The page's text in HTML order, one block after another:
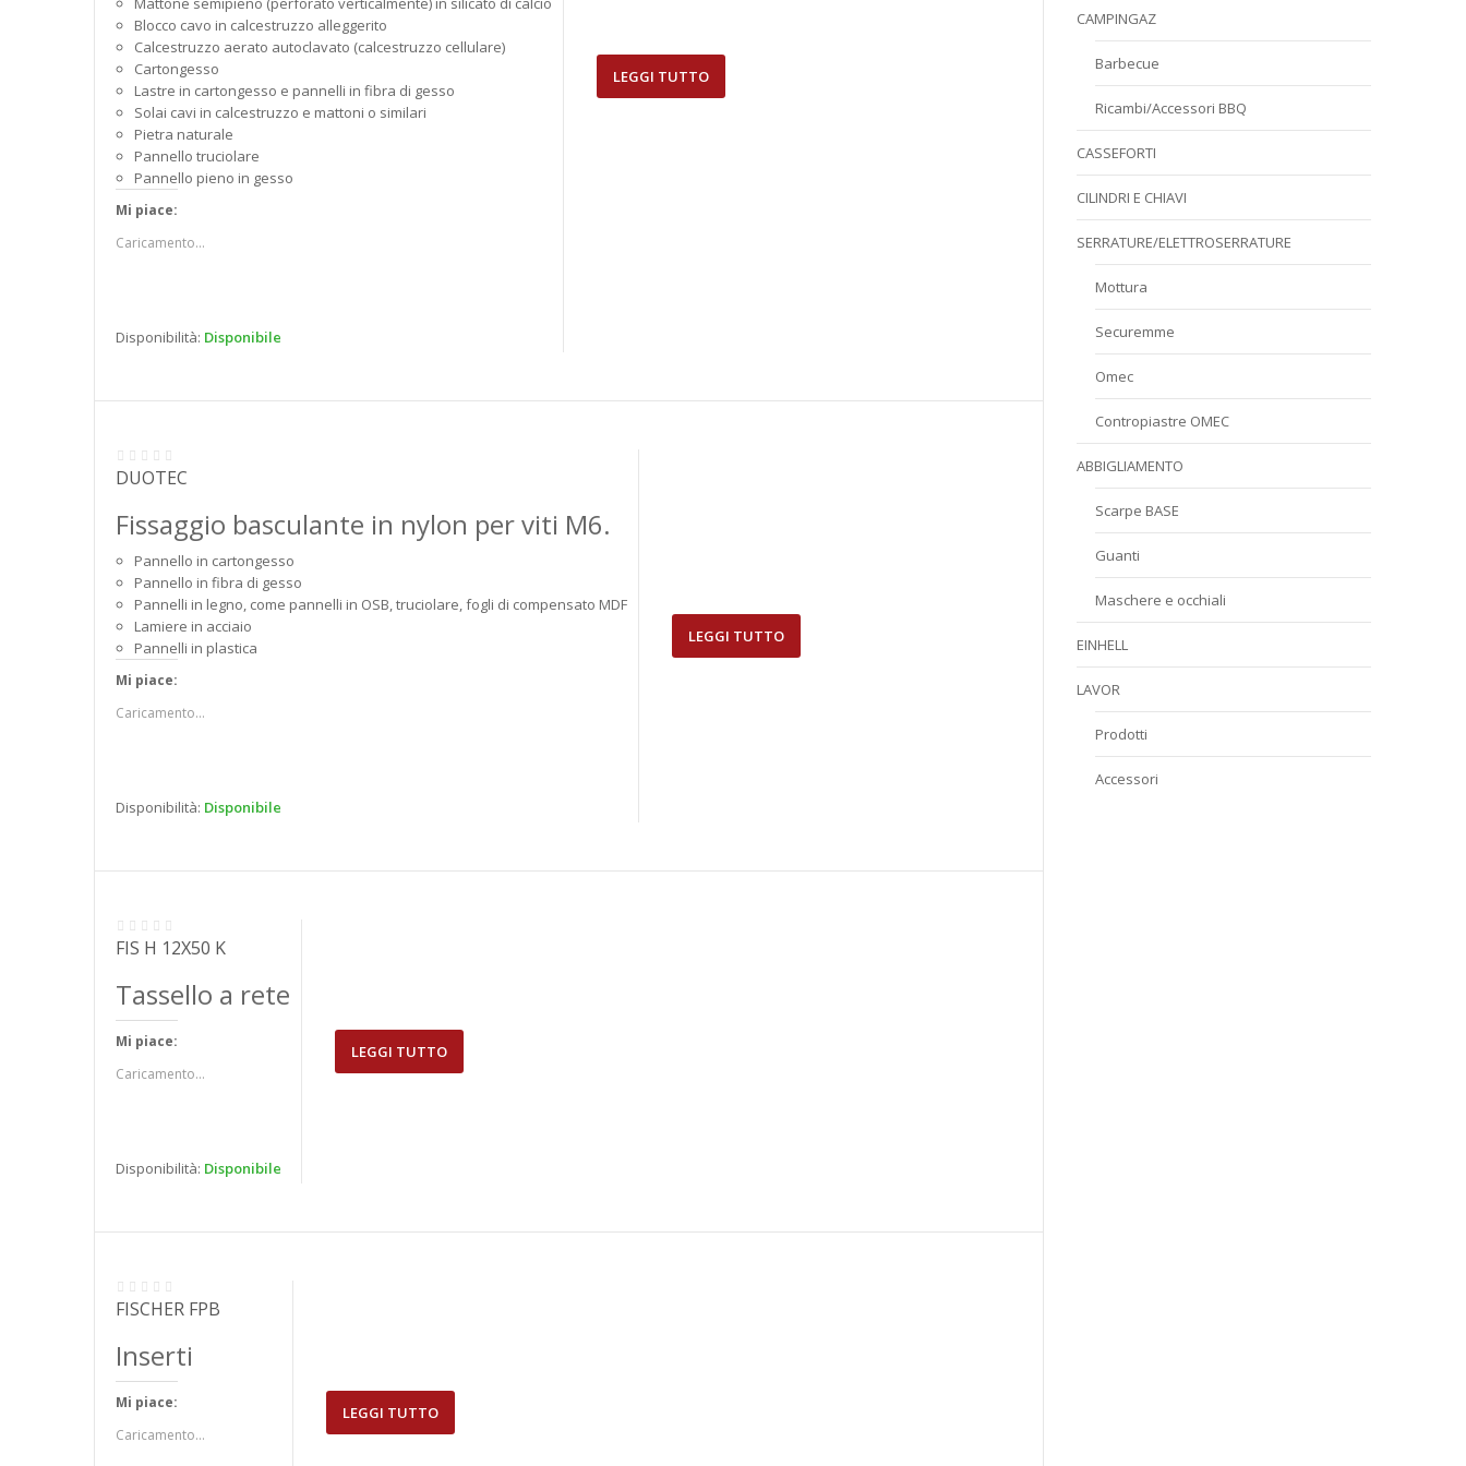
Blocco cavo in calcestruzzo alleggerito
Calcestruzzo aerato autoclavato (calcestruzzo cellulare)
Cartongesso
Lastre in cartongesso e pannelli in fibra di gesso
Solai cavi in calcestruzzo e mattoni o similari
Pietra naturale
Pannello truciolare
Pannello pieno in gesso
Mi piace:
Caricamento...
Disponibilità: Disponibile
LEGGI TUTTO
DUOTEC
Fissaggio basculante in nylon per viti M6.
Pannello in cartongesso
Pannello in fibra di gesso
Pannelli in legno, come pannelli in OSB, truciolare, fogli di compensato MDF
Lamiere in acciaio
Pannelli in plastica
Mi piace:
Caricamento...
Disponibilità: Disponibile
LEGGI TUTTO
FIS H 12X50 K
Tassello a rete
Mi piace:
Caricamento...
Disponibilità: Disponibile
LEGGI TUTTO
FISCHER FPB
Inserti
Mi piace:
Caricamento...
LEGGI TUTTO
CAMPINGAZ
Barbecue
Ricambi/Accessori BBQ
CASSEFORTI
CILINDRI E CHIAVI
SERRATURE/ELETTROSERRATURE
Mottura
Securemme
Omec
Contropiastre OMEC
ABBIGLIAMENTO
Scarpe BASE
Guanti
Maschere e occhiali
EINHELL
LAVOR
Prodotti
Accessori